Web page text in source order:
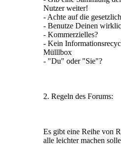
Nutzer weiter!
- Achte auf die
- Benutze Deinen
- Kommerzielles?
- Kein
Mülllbox
- "Du" oder "Sie"?
2. Regeln des Forums:
Es gibt eine Reihe von
alle leichter machen